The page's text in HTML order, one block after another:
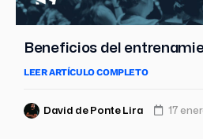
Beneficios del
LEER ARTÍCULO COMPLETO
David de Ponte Lira 17